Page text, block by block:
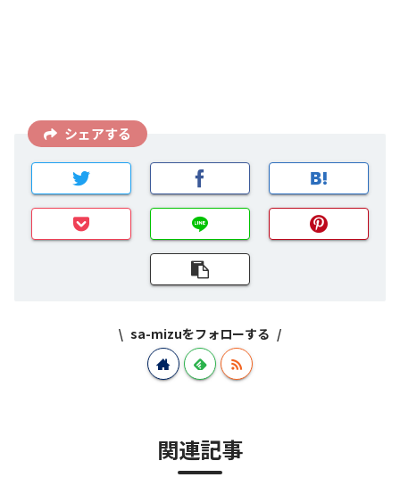
シェアする
sa-mizuをフォローする
関連記事